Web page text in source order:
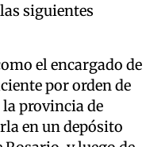
siguientes
el encargado de
por orden de
provincia de
en un depósito